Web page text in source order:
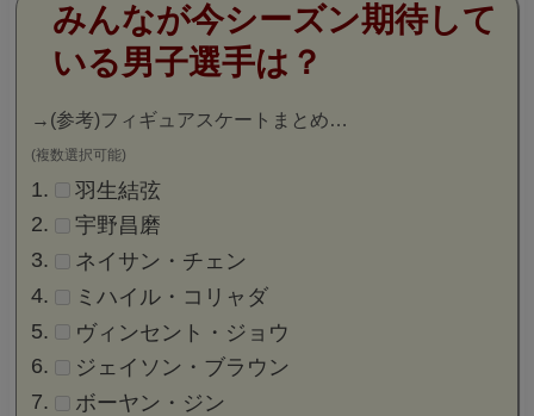
みんなが今シーズン期待して
いる男子選手は？
→ (参考)フィギュアスケートまとめ…
(複数選択可能)
羽生結弦
宇野昌磨
ネイサン・チェン
ミハイル・コリャダ
ヴィンセント・ジョウ
ジェイソン・ブラウン
ボーヤン・ジン